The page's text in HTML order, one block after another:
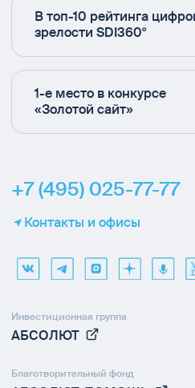
В топ-10 рейтинга
зрелости SDI360°
1-е место в конкурсе
«Золотой сайт»
+7 (495) 025-77-77
Контакты и офисы
Инвестиционная группа
АБСОЛЮТ
Благотворительный фонд